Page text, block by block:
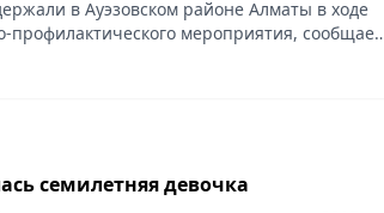
в Ауэзовском районе Алматы в ходе
профилактического мероприятия, сообщает
семилетняя девочка